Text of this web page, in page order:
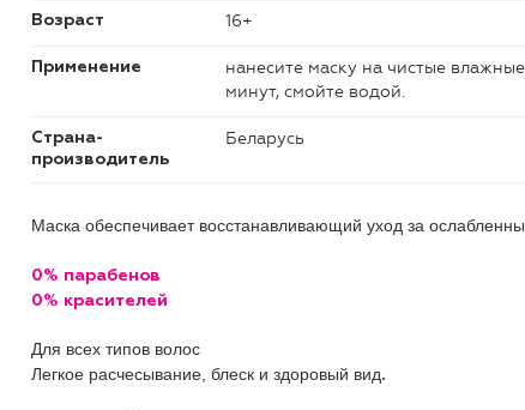
Возраст 16+
Применение
нанесите маску на чистые
минут, смойте водой.
Страна-
производитель
Беларусь
Маска обеспечивает восстанавливающий уход за
0% парабенов
0% красителей
Для всех типов волос
Легкое расчесывание, блеск и здоровый вид.